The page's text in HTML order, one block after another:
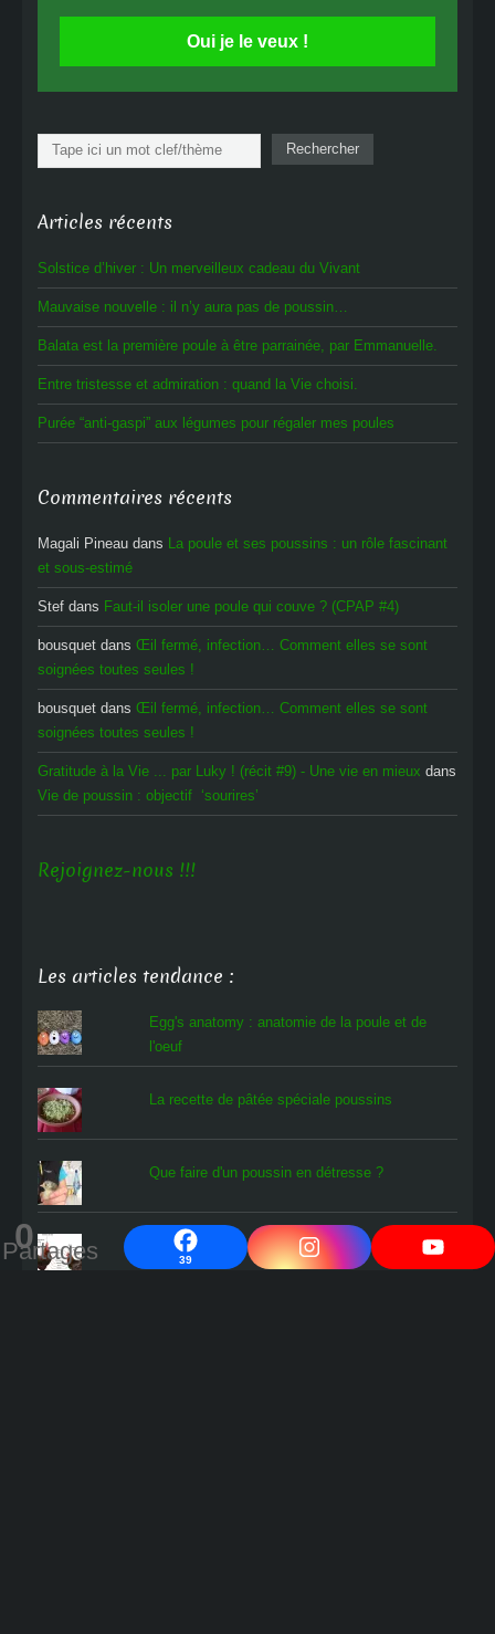
0
Partages 39
Oui je le veux !
Rechercher Rechercher
Articles récents
Solstice d’hiver : Un merveilleux cadeau du Vivant
Mauvaise nouvelle : il n’y aura pas de poussin…
Balata est la première poule à être parrainée, par Emmanuelle.
Entre tristesse et admiration : quand la Vie choisi.
Purée “anti-gaspi” aux légumes pour régaler mes poules
Commentaires récents
Magali Pineau dans La poule et ses poussins : un rôle fascinant
et sous-estimé
Stef dans Faut-il isoler une poule qui couve ? (CPAP #4)
bousquet dans Œil fermé, infection… Comment elles se sont
soignées toutes seules !
bousquet dans Œil fermé, infection… Comment elles se sont
soignées toutes seules !
Gratitude à la Vie ... par Luky ! (récit #9) - Une vie en mieux dans
Vie de poussin : objectif ‘sourires’
Rejoignez-nous !!!
Les articles tendance :
Egg's anatomy : anatomie de la poule et de
l'oeuf
La recette de pâtée spéciale poussins
Que faire d'un poussin en détresse ?
L'oiseau rare